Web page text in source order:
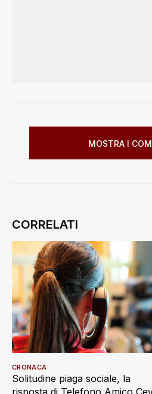
MOSTRA I
Solitudine piaga sociale, la
risposta di Telefono Amico
CRONACA